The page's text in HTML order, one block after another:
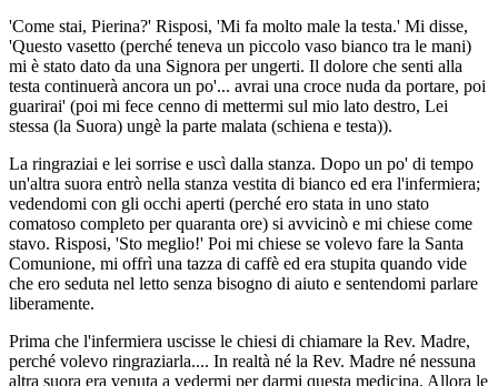
'Come stai, Pierina?' Risposi, 'Mi fa molto male la testa.' Mi disse,
'Questo vasetto (perché teneva un piccolo vaso bianco tra le mani)
mi è stato dato da una Signora per ungerti. Il dolore che senti alla
testa continuerà ancora un po'... avrai una croce nuda da portare, poi
guarirai' (poi mi fece cenno di mettermi sul mio lato destro, Lei
stessa (la Suora) ungè la parte malata (schiena e testa)).
La ringraziai e lei sorrise e uscì dalla stanza. Dopo un po' di tempo
un'altra suora entrò nella stanza vestita di bianco ed era l'infermiera;
vedendomi con gli occhi aperti (perché ero stata in uno stato
comatoso completo per quaranta ore) si avvicinò e mi chiese come
stavo. Risposi, 'Sto meglio!' Poi mi chiese se volevo fare la Santa
Comunione, mi offrì una tazza di caffè ed era stupita quando vide
che ero seduta nel letto senza bisogno di aiuto e sentendomi parlare
liberamente.
Prima che l'infermiera uscisse le chiesi di chiamare la Rev. Madre,
perché volevo ringraziarla.... In realtà né la Rev. Madre né nessuna
altra suora era venuta a vedermi per darmi questa medicina. Allora le